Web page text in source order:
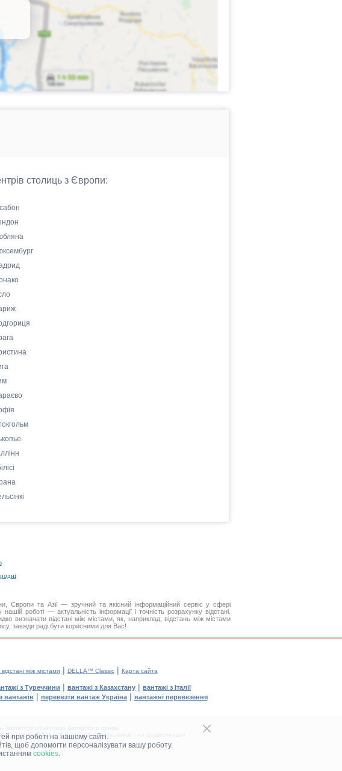
при роботі на нашому сайті.
щоб допомогти персоналізувати вашу роботу.
cookies.
столиць з Європи:
Європи та Азії — зручний та якісний інформаційний сервіс у сфері
роботі — актуальність інформації і точність розрахунку відстані.
визначати відстані між містами, як, наприклад, відстань між містами
завжди раді бути корисними для Вас!
між містами | DELLA™ Classic| Карта сайта
з Туреччини | вантажі з Казахстану | вантажі з Італії
вантажів| перевезти вантаж Україна| вантажні перевезення
объектами авторского права.
дозволу 'DELLA™ Вантажні перевезення' - не дозволяється.
™!